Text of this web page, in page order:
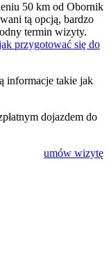
50 km od Obornik
tą opcją, bardzo
termin wizyty.
przygotować się do
informacje takie jak
dojazdem do
umów wizytę